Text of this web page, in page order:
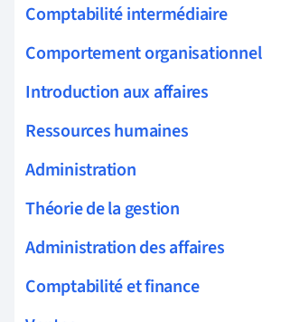
Comptabilité intermédiaire
Comportement organisationnel
Introduction aux affaires
Ressources humaines
Administration
Théorie de la gestion
Administration des affaires
Comptabilité et finance